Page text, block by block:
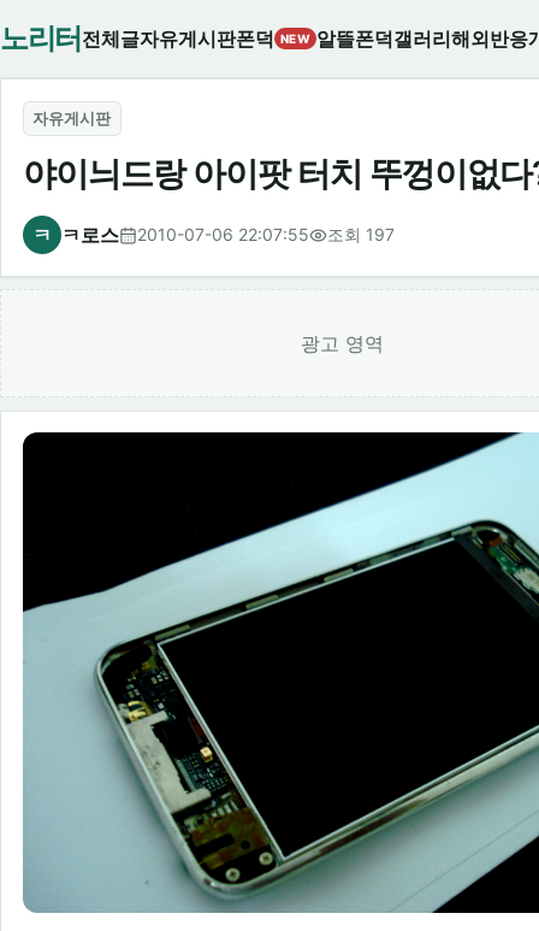
노리터 전체글자유게시판폰덕 NEW 알뜰폰덕갤러리해외반응
자유게시판
야이늬드랑 아이팟 터치 뚜껑이없다
ㅋ ㅋ로스 2010-07-06 22:07:55 조회 197
광고 영역